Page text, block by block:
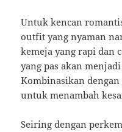
Untuk kencan
outfit yang nyaman
kemeja yang rapi dan
yang pas akan
Kombinasikan
untuk menambah
Seiring dengan